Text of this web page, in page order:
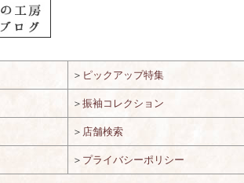
＞ ピックアップ特集
＞ 振袖コレクション
＞ 店舗検索
＞ プライバシーポリシー